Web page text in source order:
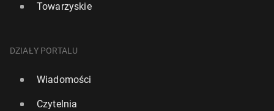
Towarzyskie
DZIAŁY PORTALU
Wiadomości
Czytelnia